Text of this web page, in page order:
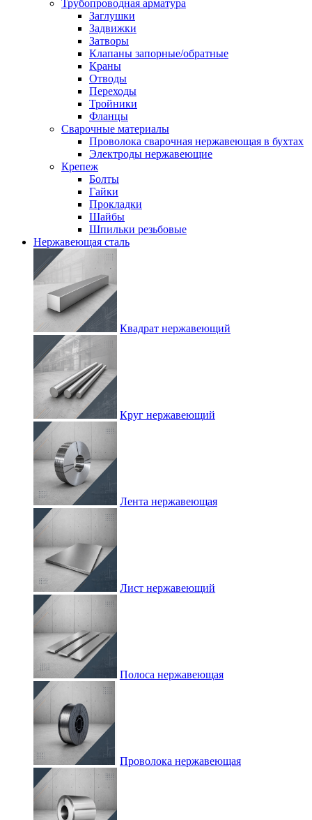
Трубопроводная арматура
Заглушки
Задвижки
Затворы
Клапаны запорные/обратные
Краны
Отводы
Переходы
Тройники
Фланцы
Сварочные материалы
Проволока сварочная нержавеющая в бухтах
Электроды нержавеющие
Крепеж
Болты
Гайки
Прокладки
Шайбы
Шпильки резьбовые
Нержавеющая сталь
Квадрат нержавеющий
Круг нержавеющий
Лента нержавеющая
Лист нержавеющий
Полоса нержавеющая
Проволока нержавеющая